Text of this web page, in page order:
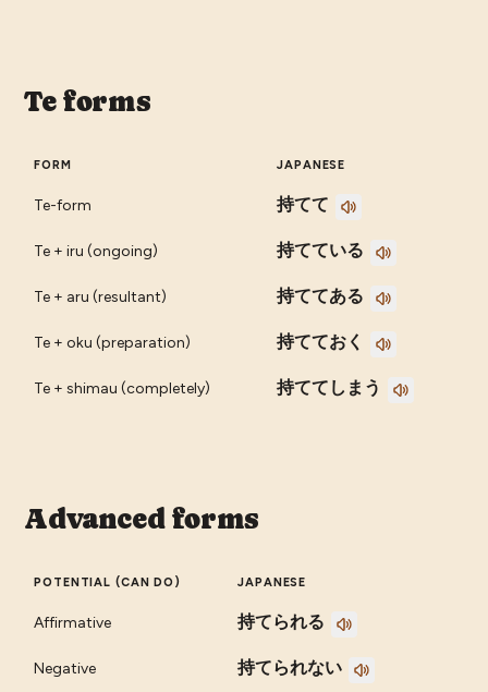
Te forms
FORM JAPANESE
Te-form 持てて
Te + iru (ongoing) 持てている
Te + aru (resultant) 持ててある
Te + oku (preparation) 持てておく
Te + shimau (completely) 持ててしまう
Advanced forms
POTENTIAL (CAN DO) JAPANESE
Affirmative 持てられる
Negative 持てられない